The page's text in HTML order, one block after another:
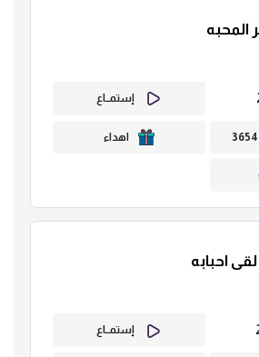
إستمــاع
اهداء
لقى احبابه
إستمــاع